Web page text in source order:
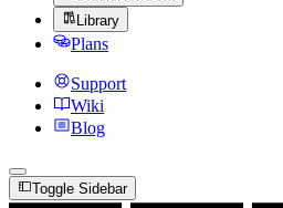
Library
Plans
Support
Wiki
Blog
Toggle Sidebar